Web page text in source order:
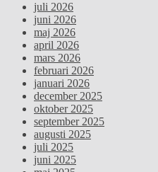
juli 2026
juni 2026
maj 2026
april 2026
mars 2026
februari 2026
januari 2026
december 2025
oktober 2025
september 2025
augusti 2025
juli 2025
juni 2025